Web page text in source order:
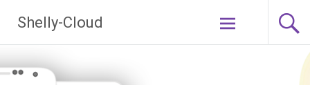
naar
de
Shelly-Cloud